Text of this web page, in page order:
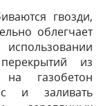
гвозди,
облегчает
из
газобетон
и заливать